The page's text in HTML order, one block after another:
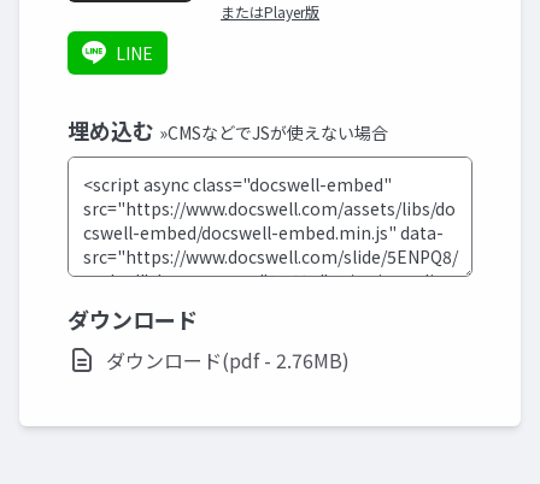
またはPlayer版
LINE
埋め込む »CMSなどでJSが使えない場合
ダウンロード
ダウンロード(pdf - 2.76MB)